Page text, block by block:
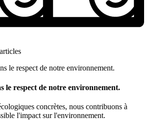
le respect de notre environnement.
concrètes, nous contribuons à
l'impact sur l'environnement.